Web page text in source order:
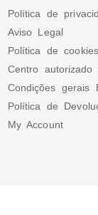
Política de
Aviso Legal
Política de cookies
Centro
Condições gerais
Política de
My Account